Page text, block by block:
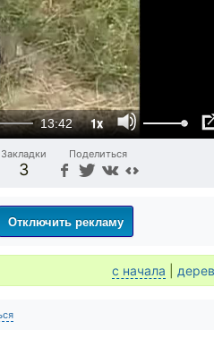
13:42 1x
Закладки
3
Поделиться
Отключить рекламу
с начала